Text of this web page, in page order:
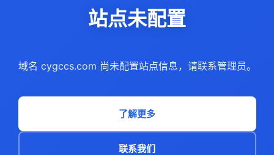
站点未配置
域名 cygccs.com 尚未配置站点信息，请联系管理员。
了解更多
联系我们